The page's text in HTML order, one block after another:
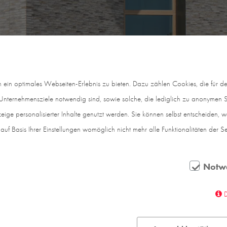
beschäftigen Kirchengemeinden in ganz
Zusammenlegung mehrerer Gemeinden und
am Rande von Uhingen bietet nun beste
fröhlichen Neubeginn wird.
optimales Webseiten-Erlebnis zu bieten. Dazu zählen Cookies, die für
notwendig sind, sowie solche, die lediglich zu anonymen
personalisierter Inhalte genutzt werden. Sie können selbst entscheiden,
Basis Ihrer Einstellungen womöglich nicht mehr alle Funktionalitäten der